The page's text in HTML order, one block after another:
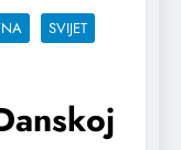
SVIJET